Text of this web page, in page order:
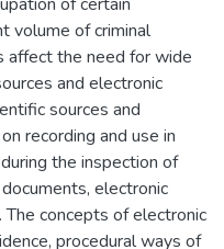
volume of criminal
affect the need for wide
and electronic
sources and
recording and use in
the inspection of
electronic
concepts of electronic
procedural ways of